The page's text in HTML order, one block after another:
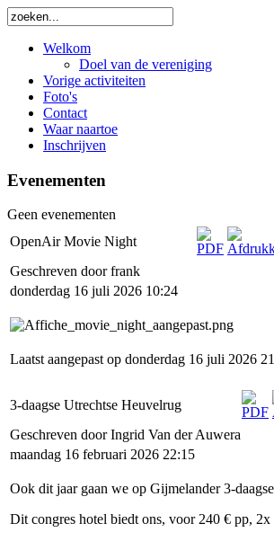
Welkom
Doel van de vereniging
Vorige activiteiten
Foto's
Contact
Waar naartoe
Inschrijven
Evenementen
Geen evenementen
OpenAir Movie Night
Geschreven door frank
donderdag 16 juli 2026 10:24
Laatst aangepast op donderdag 16 juli 2026
3-daagse Utrechtse Heuvelrug
Geschreven door Ingrid Van der Auwera
maandag 16 februari 2026 22:15
Ook dit jaar gaan we op Gijmelander 3-
Dit congres hotel biedt ons, voor 240 € pp,